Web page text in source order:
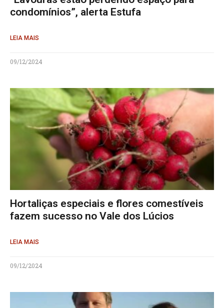
condomínios”, alerta Estufa
LEIA MAIS
09/12/2024
Hortaliças especiais e flores comestíveis
fazem sucesso no Vale dos Lúcios
LEIA MAIS
09/12/2024